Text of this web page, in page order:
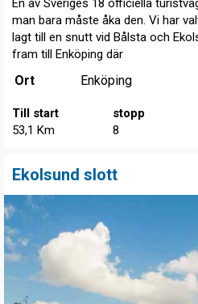
En av Sveriges 18 officiella
man bara måste åka den. Vi har
lagt till en snutt vid Bålsta och
fram till Enköping där
Ort Enköping
Till start
53,1 Km
stopp
8
Ekolsund slott